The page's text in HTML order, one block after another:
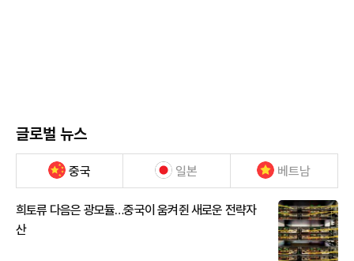
글로벌 뉴스
중국 일본 베트남
희토류 다음은 광모듈…중국이 움켜쥔 새로운 전략자
산